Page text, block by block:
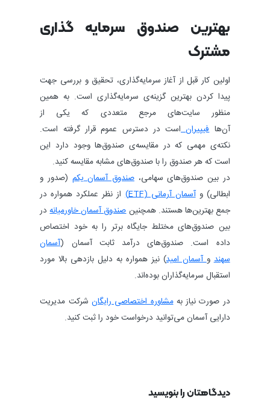
بهترین صندوق سرمایه ‌گذاری
مشترک
اولین کار قبل از آغاز سرمایه‌گذاری، تحقیق و بررسی جهت
پیدا کردن بهترین گزینه‌ی سرمایه‌گذاری است. به همین
منظور سایت‌های مرجع متعددی که یکی از
آن‌هافیپیراناست در دسترس عموم قرار گرفته است.
نکته‌ی مهمی که در مقایسه‌ی صندوق‌ها وجود دارد این
است که هر صندوق را با صندوق‌های مشابه مقایسه کنید.
در بین صندوق‌های سهامی، صندوق آسمان‌ یکم (صدور و
ابطالی) وآسمان‌ آرمانی (ETF)
از نظر عملکرد همواره در
جمع بهترین‌ها هستند. همچنینصندوق آسمان‌ خاورمیانهدر
بین صندوق‌های مختلط جایگاه برتر را به خود اختصاص
داده است. صندوق‌های درآمد ثابت آسمان (آسمان‌
سهندوآسمان‌ امید) نیز همواره به دلیل بازدهی بالا مورد
استقبال سرمایه‌گذاران بوده‌اند.
در صورت نیاز بهمشاوره اختصاصی رایگان شرکت مدیریت
دارایی آسمان می‌توانید درخواست خود را ثبت کنید.
دیدگاهتان را بنویسید